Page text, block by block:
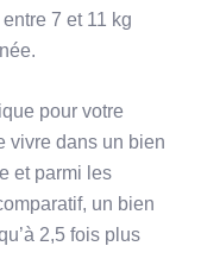
7 et 11 kg
pour votre
vivre dans un bien
et parmi les
un bien
2,5 fois plus